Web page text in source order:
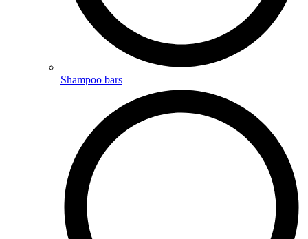
Shampoo bars